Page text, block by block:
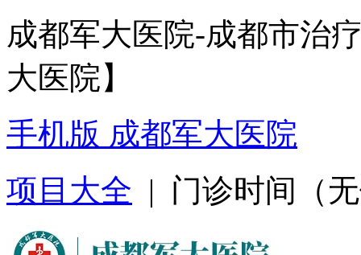
成都军大医院-成都市治
大医院】
手机版 成都军大医院
项目大全 | 门诊时间（